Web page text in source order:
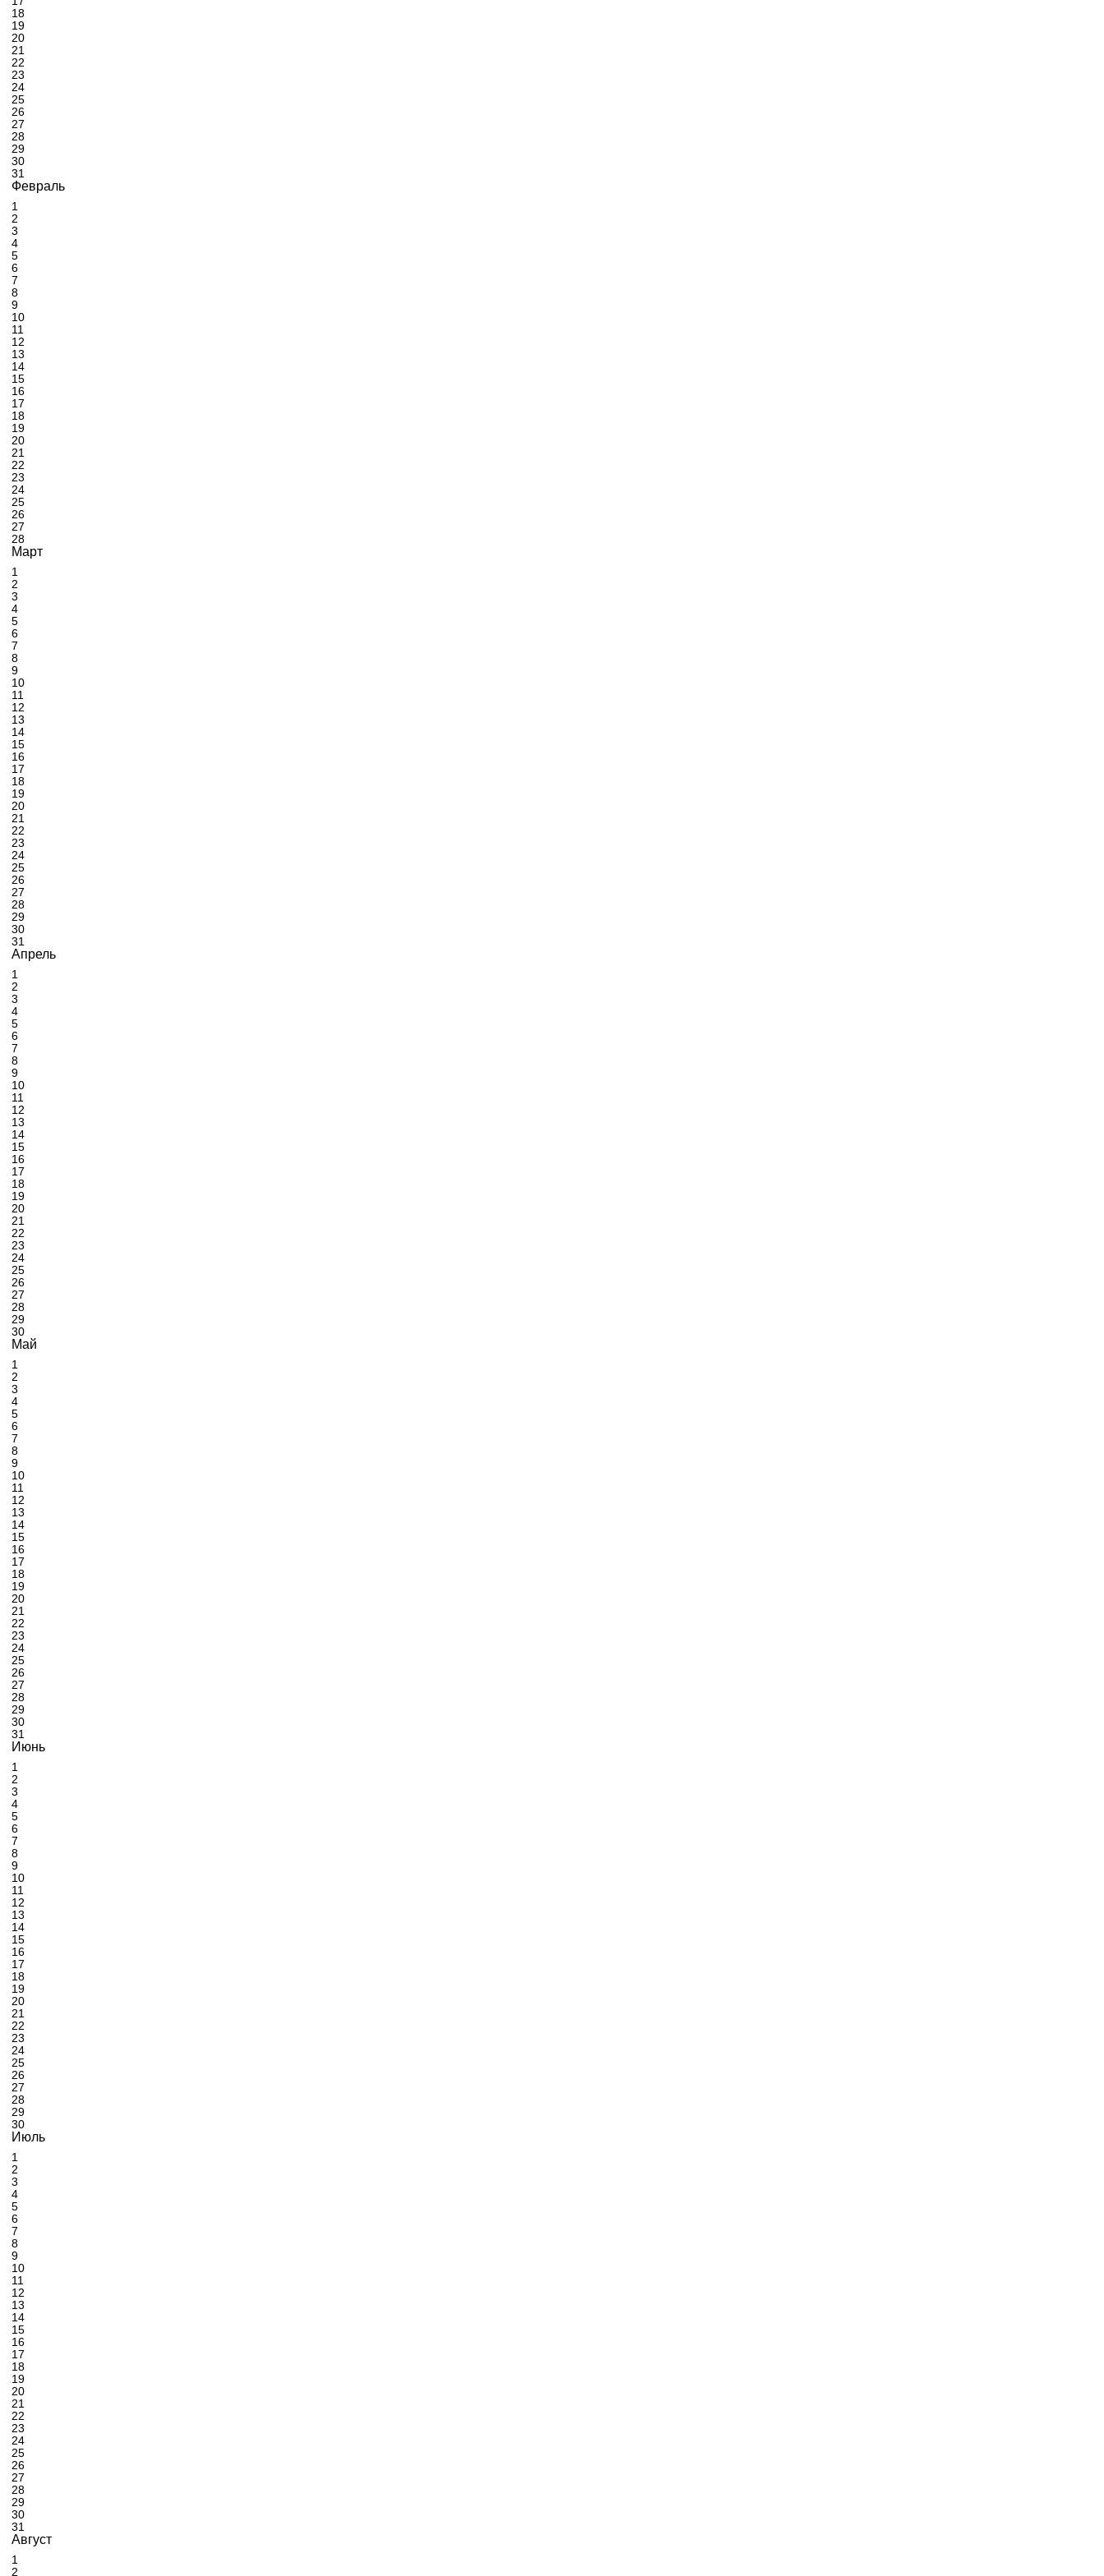
18
19
20
21
22
23
24
25
26
27
28
29
30
31
Февраль
1
2
3
4
5
6
7
8
9
10
11
12
13
14
15
16
17
18
19
20
21
22
23
24
25
26
27
28
Март
1
2
3
4
5
6
7
8
9
10
11
12
13
14
15
16
17
18
19
20
21
22
23
24
25
26
27
28
29
30
31
Апрель
1
2
3
4
5
6
7
8
9
10
11
12
13
14
15
16
17
18
19
20
21
22
23
24
25
26
27
28
29
30
Май
1
2
3
4
5
6
7
8
9
10
11
12
13
14
15
16
17
18
19
20
21
22
23
24
25
26
27
28
29
30
31
Июнь
1
2
3
4
5
6
7
8
9
10
11
12
13
14
15
16
17
18
19
20
21
22
23
24
25
26
27
28
29
30
Июль
1
2
3
4
5
6
7
8
9
10
11
12
13
14
15
16
17
18
19
20
21
22
23
24
25
26
27
28
29
30
31
Август
1
2